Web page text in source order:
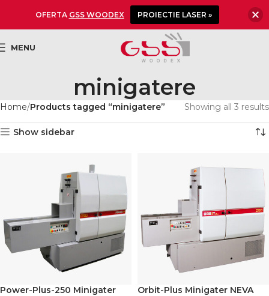
MENU
minigatere
Home Products tagged “minigatere” Showing all 3 results
Show sidebar
Power-Plus-250 Minigater
Orbit-Plus Minigater NEVA
OFERTA GSS WOODEX PROIECTIE LASER »